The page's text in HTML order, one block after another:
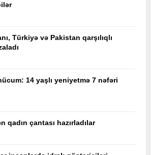
Türkiyə və Pakistan qarşılıqlı
14 yaşlı yeniyetmə 7 nəfəri
qadın çantası hazırladılar